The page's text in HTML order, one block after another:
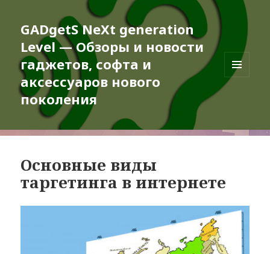
GADgetS NeXt generation
Level — Обзоры и новости
гаджетов, софта и
аксессуаров нового
поколения
МЕНЮ
Основные виды
таргетинга в интернете